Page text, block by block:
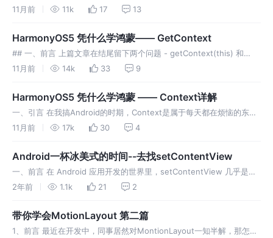
是挺开心的：一个 `url` 往里一塞，咔咔就能显示，啥也不用管，直接
11月前 11k 17 13
HarmonyOS5 凭什么学鸿蒙—— GetContext
## 一、前言 上篇文章在结尾留下两个问题 - getContext(this) 和
getContext() 有什么区别？ - 为什么弃用直接 getContext，转而使用
11月前 14k 33 9
HarmonyOS5 凭什么学鸿蒙 —— Context详解
一、引言 在我搞Android的时期，Context是属于每天都在烦恼的东西
了，也是走了不少弯路，看了不少文章。现在搞鸿蒙了，嘻嘻嘻，也有
11月前 17k 30 4
Android一杯冰美式的时间--去找setContentView
一、前言 在 Android 应用开发的世界里，setContentView 几乎是每
个开发者都会接触到的方法。它的作用至关重要——负责将视图
2年前 1.1k 21 2
带你学会MotionLayout 第二篇
1、前言 最近在开发中，同事居然对MontionLayout一知半解，那怎么